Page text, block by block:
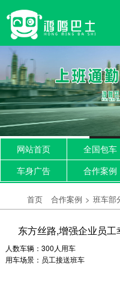
网站首页 全国包车
车身广告
合作案例
首页 合作案例 > 班车部
东方丝路,增强企业员
人数车辆：300人用车
用车场景：员工接送班车